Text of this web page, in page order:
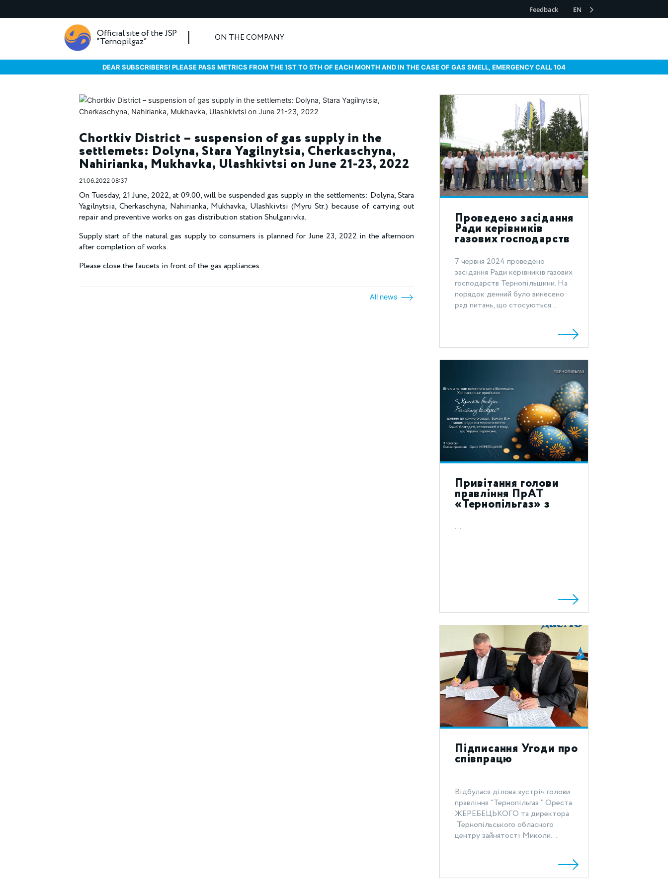
Feedback EN
Official site of the JSP
“Ternopilgaz” ON THE COMPANY
DEAR SUBSCRIBERS! PLEASE PASS METRICS FROM THE 1ST TO 5TH OF EACH MONTH AND IN THE CASE OF GAS SMELL, EMERGENCY CALL 104
Chortkiv District – suspension of gas supply in the
settlemets: Dolyna, Stara Yagilnytsia, Cherkaschyna,
Nahirianka, Mukhavka, Ulashkivtsi on June 21-23, 2022
21.06.2022 08:37
On Tuesday, 21 June, 2022, at 09.00, will be suspended gas supply in the settlements: Dolyna, Stara
Yagilnytsia, Cherkaschyna, Nahirianka, Mukhavka, Ulashkivtsi (Myru Str.) because of carrying out
repair and preventive works on gas distribution station Shulganivka.
Supply start of the natural gas supply to consumers is planned for June 23, 2022 in the afternoon
after completion of works.
Please close the faucets in front of the gas appliances.
All news
Проведено засідання
Ради керівників
газових господарств
Тернопільщини
7 червня 2024 проведено
засідання Ради керівників газових
господарств Тернопільщини. На
порядок денний було винесено
ряд питань, що стосуються...
Привітання голови
правління ПрАТ
«Тернопільгаз» з
святом Воскресіння
Христового 2023!
...
Підписання Угоди про
співпрацю
Відбулася ділова зустріч голови
правління "Тернопільгаз " Ореста
ЖЕРЕБЕЦЬКОГО та директора
Тернопільського обласного
центру зайнятості Миколи...